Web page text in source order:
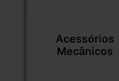
Acessórios
Mecânicos